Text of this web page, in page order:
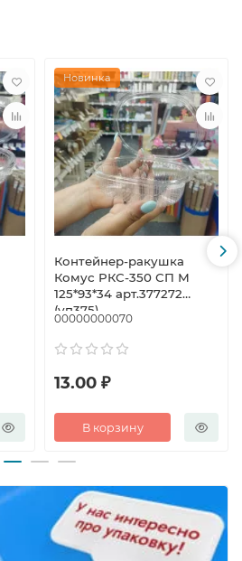
Новинка
Контейнер-ракушка
Комус РКС-350 СП М
125*93*34 арт.377272
(уп375)
00000000070
13.00 ₽
В корзину